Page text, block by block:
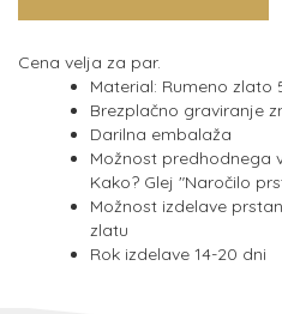
Cena velja za par.
Material: Rumeno zlato
Brezplačno graviranje
Darilna embalaža
Možnost predhodnega
Kako? Glej "Naročilo
Možnost izdelave
zlatu
Rok izdelave 14-20 dni